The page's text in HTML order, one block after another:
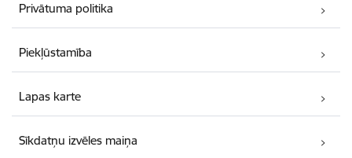
Privātuma politika
Piekļūstamība
Lapas karte
Sīkdatņu izvēles maiņa